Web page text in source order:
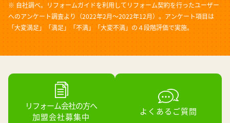
※ 自社調べ。リフォームガイドを利用してリフォーム契約を行ったユーザー
へのアンケート調査より（2022年2月～2022年12月）。アンケート項目は
「大変満足」「満足」「不満」「大変不満」の４段階評価で実施。
リフォーム会社の方へ
加盟会社募集中
よくあるご質問